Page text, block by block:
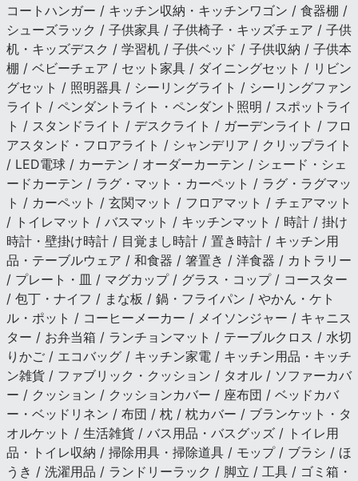
コートハンガー / キッチン収納・キッチンワゴン / 食器棚 /
シューズラック / 子供家具 / 子供椅子・キッズチェア / 子供
机・キッズデスク / 学習机 / 子供ベッド / 子供収納 / 子供本
棚 / ベビーチェア / セット家具 / ダイニングセット / リビン
グセット / 照明器具 / シーリングライト / シーリングファン
ライト / ペンダントライト・ペンダント照明 / スポットライ
ト / スタンドライト / デスクライト / ガーデンライト / フロ
アスタンド・フロアライト / シャンデリア / クリップライト
/ LED電球 / カーテン / オーダーカーテン / シェード・シェ
ードカーテン / ラグ・マット・カーペット / ラグ・ラグマッ
ト / カーペット / 玄関マット / フロアマット / チェアマット
/ トイレマット / バスマット / キッチンマット / 時計 / 掛け
時計・壁掛け時計 / 目覚まし時計 / 置き時計 / キッチン用
品・テーブルウェア / 和食器 / 箸置き / 洋食器 / カトラリー
/ プレート・皿 / マグカップ / グラス・コップ / コースター
/ 包丁・ナイフ / まな板 / 鍋・フライパン / やかん・ケト
ル・ポット / コーヒーメーカー / メイソンジャー / キャニス
ター / お弁当箱 / ランチョンマット / テーブルクロス / 水切
りかご / エコバッグ / キッチン家電 / キッチン用品・キッチ
ン雑貨 / ファブリック・クッション / タオル / ソファーカバ
ー / クッション / クッションカバー / 座布団 / ベッドカバ
ー・ベッドリネン / 布団 / 枕 / 枕カバー / ブランケット・タ
オルケット / 生活雑貨 / バス用品・バスグッズ / トイレ用
品・トイレ収納 / 掃除用具・掃除道具 / モップ / ブラシ / ほ
うき / 洗濯用品 / ランドリーラック / 脚立 / 工具 / ゴミ箱・